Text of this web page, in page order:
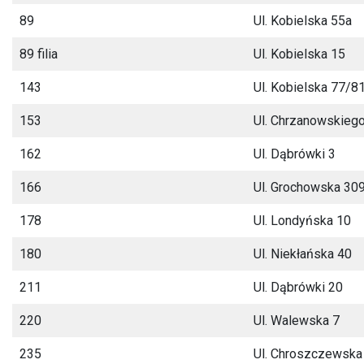
89 Ul. Kobielska 55a
89 filia Ul. Kobielska 15
143 Ul. Kobielska 77/
153 Ul.
162 Ul. Dąbrówki 3
166 Ul. Grochowska
178 Ul. Londyńska 10
180 Ul. Niekłańska 40
211 Ul. Dąbrówki 20
220 Ul. Walewska 7
235 Ul.